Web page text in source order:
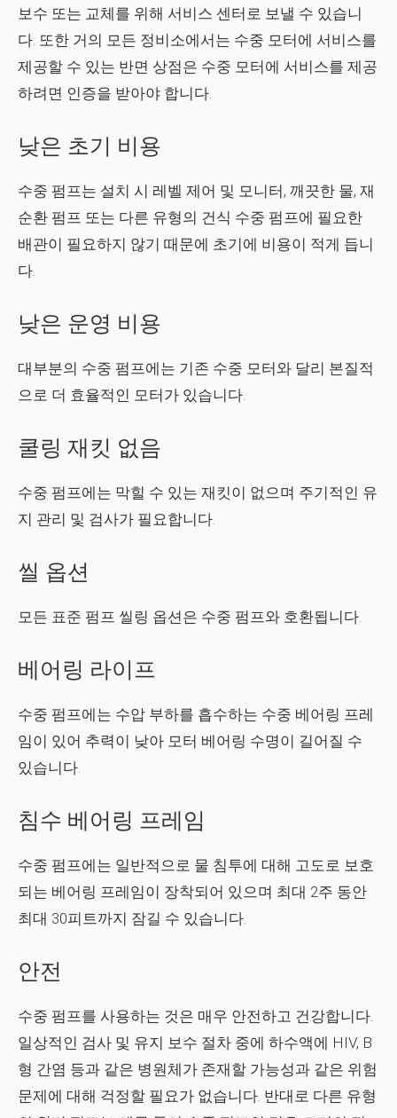
보수 또는 교체를 위해 서비스 센터로 보낼 수 있습니
다. 또한 거의 모든 정비소에서는 수중 모터에 서비스를
제공할 수 있는 반면 상점은 수중 모터에 서비스를 제공
하려면 인증을 받아야 합니다.
낮은 초기 비용
수중 펌프는 설치 시 레벨 제어 및 모니터, 깨끗한 물, 재
순환 펌프 또는 다른 유형의 건식 수중 펌프에 필요한
배관이 필요하지 않기 때문에 초기에 비용이 적게 듭니
다.
낮은 운영 비용
대부분의 수중 펌프에는 기존 수중 모터와 달리 본질적
으로 더 효율적인 모터가 있습니다.
쿨링 재킷 없음
수중 펌프에는 막힐 수 있는 재킷이 없으며 주기적인 유
지 관리 및 검사가 필요합니다.
씰 옵션
모든 표준 펌프 씰링 옵션은 수중 펌프와 호환됩니다.
베어링 라이프
수중 펌프에는 수압 부하를 흡수하는 수중 베어링 프레
임이 있어 추력이 낮아 모터 베어링 수명이 길어질 수
있습니다.
침수 베어링 프레임
수중 펌프에는 일반적으로 물 침투에 대해 고도로 보호
되는 베어링 프레임이 장착되어 있으며 최대 2주 동안
최대 30피트까지 잠길 수 있습니다.
안전
수중 펌프를 사용하는 것은 매우 안전하고 건강합니다.
일상적인 검사 및 유지 보수 절차 중에 하수액에 HIV, B
형 간염 등과 같은 병원체가 존재할 가능성과 같은 위험
문제에 대해 걱정할 필요가 없습니다. 반대로 다른 유형